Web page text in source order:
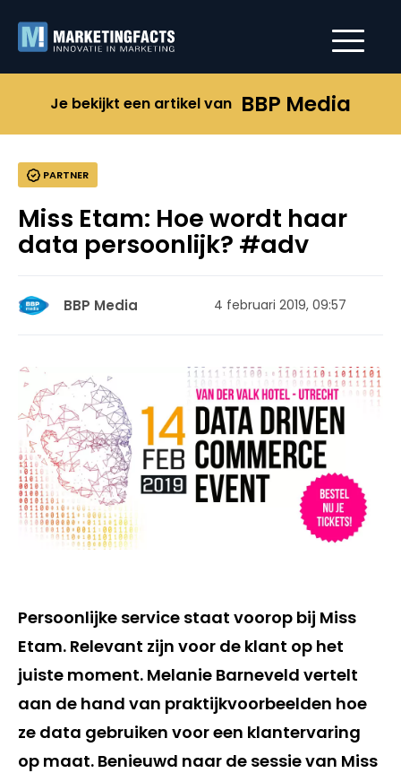
Je bekijkt een artikel van BBP Media
PARTNER
Miss Etam: Hoe wordt haar
data persoonlijk? #adv
BBP Media 4 februari 2019, 09:57
Persoonlijke service staat voorop bij Miss
Etam. Relevant zijn voor de klant op het
juiste moment. Melanie Barneveld vertelt
aan de hand van praktijkvoorbeelden hoe
ze data gebruiken voor een klantervaring
op maat. Benieuwd naar de sessie van Miss